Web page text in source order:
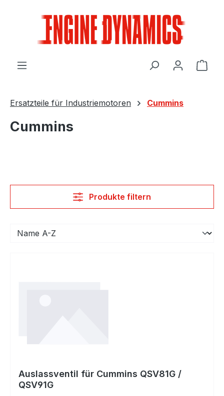
Ersatzteile für Industriemotoren Cummins
Cummins
Produkte filtern
Auslassventil für Cummins QSV81G /
QSV91G